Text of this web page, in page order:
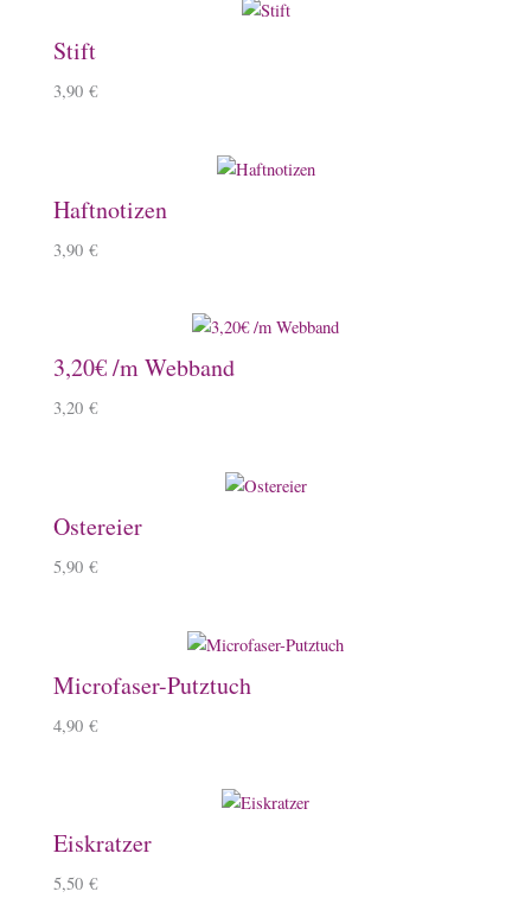
Stift
3,90 €
Haftnotizen
3,90 €
3,20€ /m Webband
3,20 €
Ostereier
5,90 €
Microfaser-Putztuch
4,90 €
Eiskratzer
5,50 €